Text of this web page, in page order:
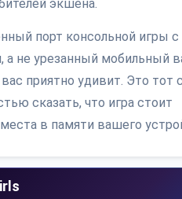
экшена.
порт консольной игры с
не урезанный мобильный
приятно удивит. Это тот
сказать, что игра стоит
в памяти вашего